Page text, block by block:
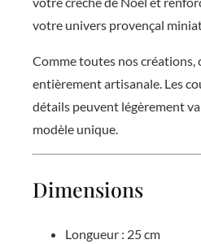
votre univers provençal
Comme toutes nos créations,
entièrement artisanale. Les
détails peuvent légèrement
modèle unique.
Dimensions
Longueur : 25 cm